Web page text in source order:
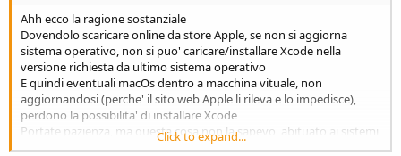
Ahh ecco la ragione sostanziale
Dovendolo scaricare online da store Apple, se non si aggiorna
sistema operativo, non si puo' caricare/installare Xcode nella
versione richiesta da ultimo sistema operativo
E quindi eventuali macOs dentro a macchina vituale, non
aggiornandosi (perche' il sito web Apple li rileva e lo impedisce),
perdono la possibilita' di installare Xcode
Portate pazienza, ma questa cosa non la sapevo, abituato ai sistemi
Android le app le installi da dove vuoi
Click to expand...